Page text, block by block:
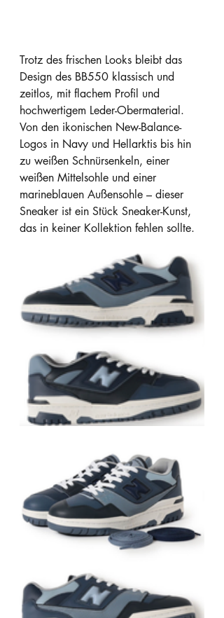
Trotz des frischen Looks bleibt das
Design des BB550 klassisch und
zeitlos, mit flachem Profil und
hochwertigem Leder-Obermaterial.
Von den ikonischen New-Balance-
Logos in Navy und Hellarktis bis hin
zu weißen Schnürsenkeln, einer
weißen Mittelsohle und einer
marineblauen Außensohle – dieser
Sneaker ist ein Stück Sneaker-Kunst,
das in keiner Kollektion fehlen sollte.